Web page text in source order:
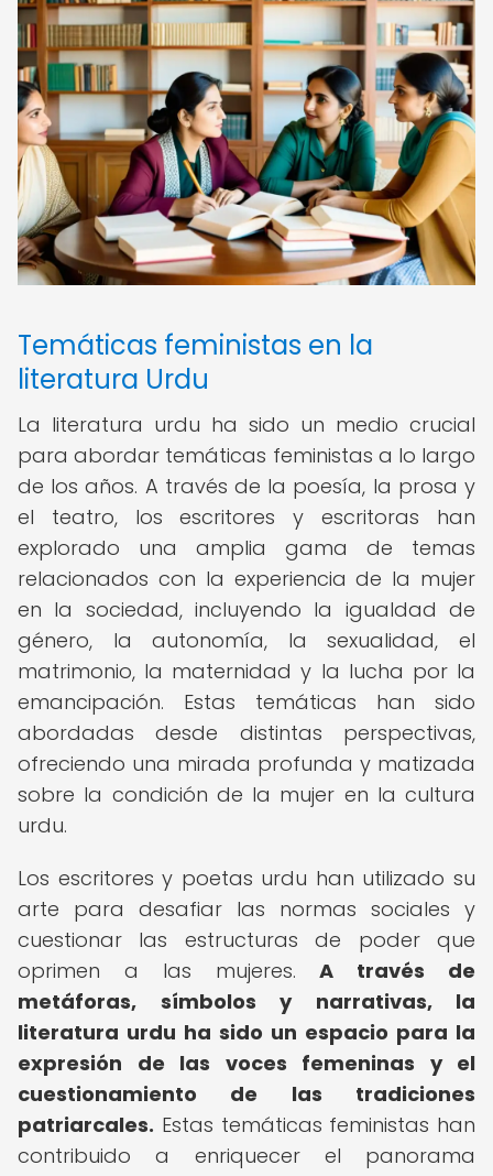
Temáticas feministas en la
literatura Urdu
La literatura urdu ha sido un medio crucial
para abordar temáticas feministas a lo largo
de los años. A través de la poesía, la prosa y
el teatro, los escritores y escritoras han
explorado una amplia gama de temas
relacionados con la experiencia de la mujer
en la sociedad, incluyendo la igualdad de
género, la autonomía, la sexualidad, el
matrimonio, la maternidad y la lucha por la
emancipación. Estas temáticas han sido
abordadas desde distintas perspectivas,
ofreciendo una mirada profunda y matizada
sobre la condición de la mujer en la cultura
urdu.
Los escritores y poetas urdu han utilizado su
arte para desafiar las normas sociales y
cuestionar las estructuras de poder que
oprimen a las mujeres.A través de
metáforas, símbolos y narrativas, la
literatura urdu ha sido un espacio para la
expresión de las voces femeninas y el
cuestionamiento de las tradiciones
patriarcales. Estas temáticas feministas han
contribuido a enriquecer el panorama